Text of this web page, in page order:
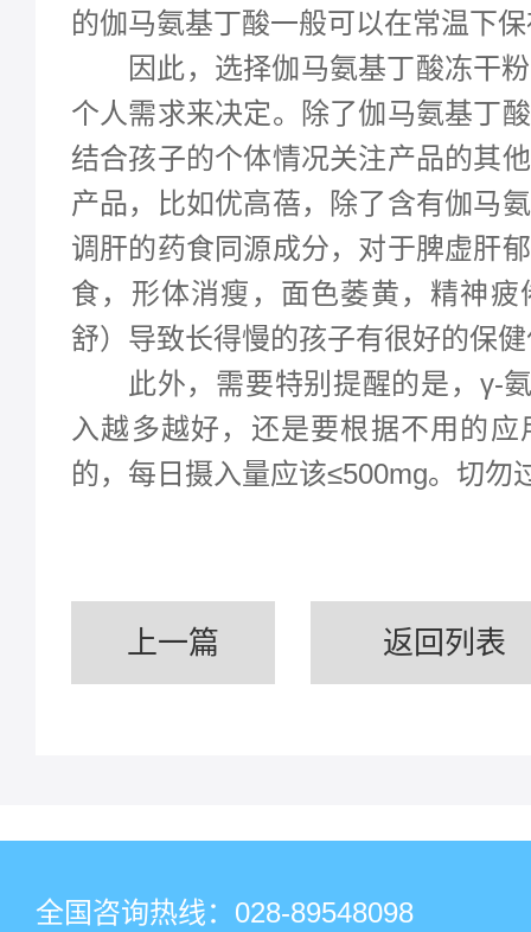
的伽马氨基丁酸一般可以在常温下
因此，选择伽马氨基丁酸冻干
个人需求来决定。
除了伽马氨基丁
结合孩子的个体情况关注产品的其
产品，比如优高蓓，除了含有伽马
调肝的药食同源成分，对于脾虚肝
食，形体消瘦，面色萎黄，精神疲
舒） 导致长得慢的孩子有很好的保
此外，需要特别提醒的是， γ-
入越多越好，还是要根据不用的
的，每日摄入量应该≤500mg。切勿
上一篇 返回列表
全国咨询热线： 028-89548098